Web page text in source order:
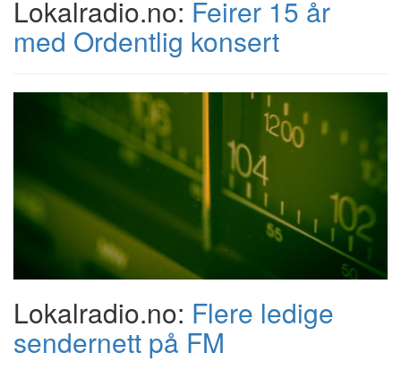
Lokalradio.no: Feirer 15 år
med Ordentlig konsert
Lokalradio.no: Flere ledige
sendernett på FM